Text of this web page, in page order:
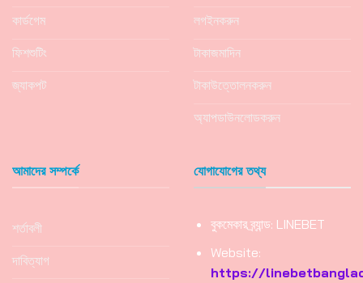
কার্ডগেম
ফিশশুটিং
জ্যাকপট
লগইনকরুন
টাকাজমাদিন
টাকাউত্তোলনকরুন
অ্যাপডাউনলোডকরুন
আমাদের সম্পর্কে
শর্তাবলী
দাবিত্যাগ
যোগাযোগের তথ্য
বুকমেকার ব্র্যান্ড: LINEBET
Website:
https://